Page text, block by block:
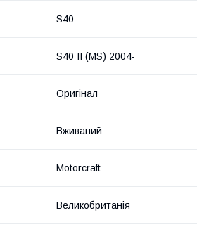
S40
S40 II (MS) 2004-
Оригінал
Вживаний
Motorcraft
Великобританія